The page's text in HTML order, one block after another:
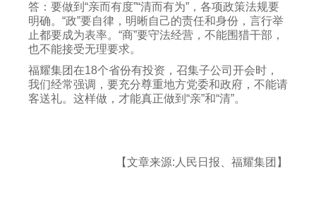
答：要做到“亲而有度”“清而有为”，各项政策法规要
明确。“政”要自律，明晰自己的责任和身份，言行举
止都要成为表率。“商”要守法经营，不能围猎干部，
也不能接受无理要求。
福耀集团在18个省份有投资，召集子公司开会时，
我们经常强调，要充分尊重地方党委和政府，不能请
客送礼。这样做，才能真正做到“亲”和“清”。
【文章来源:人民日报、福耀集团】